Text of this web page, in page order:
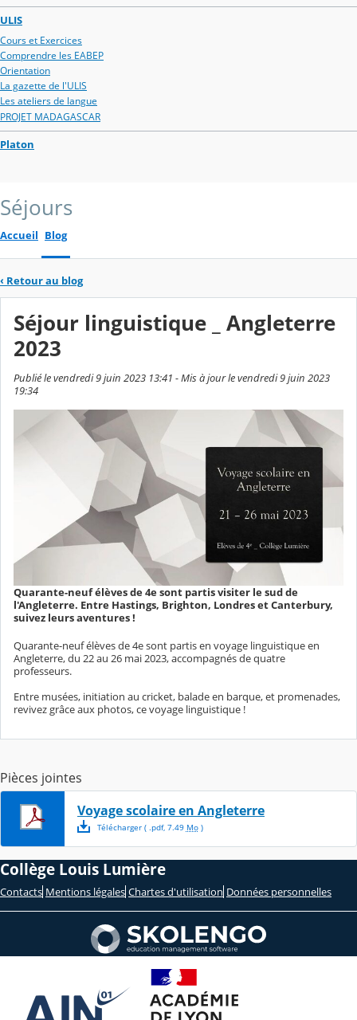
ULIS
Cours et Exercices
Comprendre les EABEP
Orientation
La gazette de l'ULIS
Les ateliers de langue
PROJET MADAGASCAR
Platon
Séjours
Accueil Blog
‹ Retour au blog
Séjour linguistique _ Angleterre
2023
Publié le vendredi 9 juin 2023 13:41 - Mis à jour le vendredi 9 juin 2023
19:34
Quarante-neuf élèves de 4e sont partis visiter le sud de
l'Angleterre. Entre Hastings, Brighton, Londres et Canterbury,
suivez leurs aventures !
Quarante-neuf élèves de 4e sont partis en voyage linguistique en
Angleterre, du 22 au 26 mai 2023, accompagnés de quatre
professeurs.
Entre musées, initiation au cricket, balade en barque, et promenades,
revivez grâce aux photos, ce voyage linguistique !
Pièces jointes
Voyage scolaire en Angleterre
Télécharger( .pdf, 7.49 Mo)
Collège Louis Lumière
Contacts Mentions légales Chartes d'utilisation Données personnelles